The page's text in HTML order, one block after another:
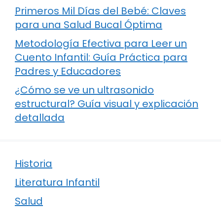
Primeros Mil Días del Bebé: Claves
para una Salud Bucal Óptima
Metodología Efectiva para Leer un
Cuento Infantil: Guía Práctica para
Padres y Educadores
¿Cómo se ve un ultrasonido
estructural? Guía visual y explicación
detallada
Historia
Literatura Infantil
Salud